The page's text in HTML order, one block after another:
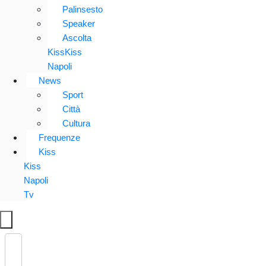
Palinsesto
Speaker
Ascolta
KissKiss
Napoli
News
Sport
Città
Cultura
Frequenze
Kiss
Kiss
Napoli
Tv